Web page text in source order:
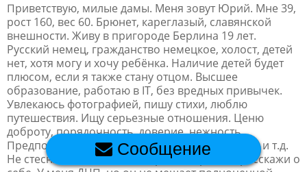
Приветствую, милые дамы. Меня зовут Юрий. Мне 39,
рост 160, вес 60. Брюнет, кареглазый, славянской
внешности. Живу в пригороде Берлина 19 лет.
Русский немец, гражданство немецкое, холост, детей
нет, хотя могу и хочу ребёнка. Наличие детей будет
плюсом, если я также стану отцом. Высшее
образование, работаю в IT, без вредных привычек.
Увлекаюсь фотографией, пишу стихи, люблю
путешествия. Ищу серьезные отношения. Ценю
доброту, порядочность, доверие, нежность.
Предпочитаю активный досуг: музеи, аквапарк и т.д.
Не стесняйся написать не просто "привет", расскажи о
Сообщение